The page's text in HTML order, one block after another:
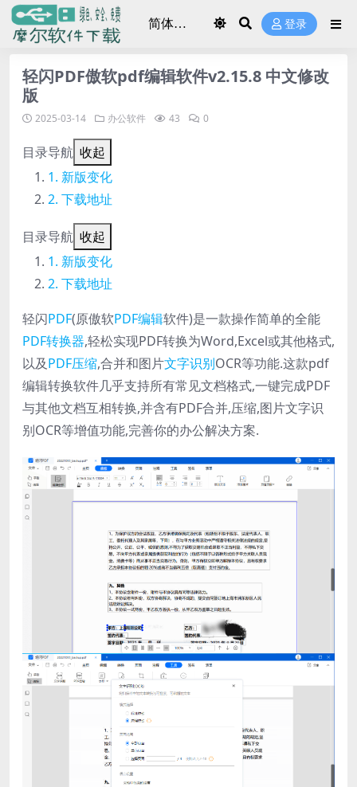
登录
轻闪PDF傲软pdf编辑软件v2.15.8 中文修改
版
2025-03-14 办公软件 43 0
目录导航 收起
新版变化
下载地址
目录导航 收起
新版变化
下载地址
轻闪PDF(原傲软PDF编辑软件)是一款操作简单的全能
PDF转换器,轻松实现PDF转换为Word,Excel或其他格式,
以及PDF压缩,合并和图片文字识别OCR等功能.这款pdf
编辑转换软件几乎支持所有常见文档格式,一键完成PDF
与其他文档互相转换,并含有PDF合并,压缩,图片文字识
别OCR等增值功能,完善你的办公解决方案.